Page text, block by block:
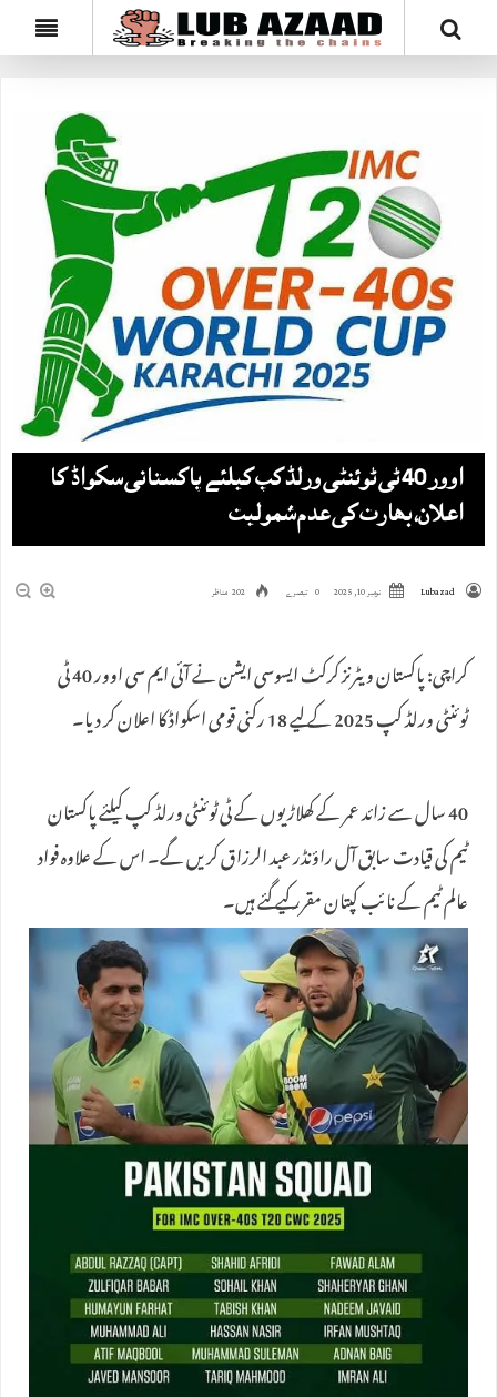
اوور 40 ٹی ٹوئنٹی ورلڈکپ کیلئے پاکستانی سکواڈ کا
اعلان، بھارت کی عدم شمولیت
Lubazad نومبر 10, 2025 0 تبصرے 202 مناظر
کراچی: پاکستان ویٹرنز کرکٹ ایسوسی ایشن نے آئی ایم سی اوور 40 ٹی
ٹوئنٹی ورلڈ کپ 2025 کے لیے 18 رکنی قومی اسکواڈ کا اعلان کر دیا۔
40 سال سے زائد عمر کے کھلاڑیوں کے ٹی ٹوئنٹی ورلڈ کپ کیلئے پاکستان
ٹیم کی قیادت سابق آل راؤنڈر عبد الرزاق کریں گے۔ اس کے علاوہ فواد
عالم ٹیم کے نائب کپتان مقرر کیے گئے ہیں۔